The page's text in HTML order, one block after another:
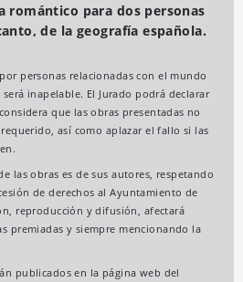
romántico para dos personas
de la geografía española.
personas relacionadas con el mundo
inapelable. El Jurado podrá declarar
que las obras presentadas no
así como aplazar el fallo si las
las obras es de sus autores, respetando
de derechos al Ayuntamiento de
reproducción y difusión, afectará
premiadas y siempre mencionando la
publicados en la página web del